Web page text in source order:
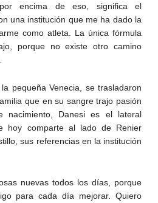
encima de eso, significa el
una institución que me ha dado la
como atleta. La única fórmula
porque no existe otro camino
pequeña Venecia, se trasladaron
que en su sangre trajo pasión
nacimiento, Danesi es el lateral
hoy comparte al lado de Renier
sus referencias en la institución
nuevas todos los días, porque
para cada día mejorar. Quiero